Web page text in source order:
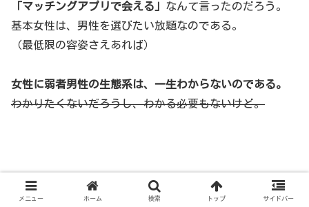
「マッチングアプリで会える」 なんて言ったのだろう。
基本女性は、男性を選びたい放題なのである。
（最低限の容姿さえあれば）
女性に弱者男性の生態系は、一生わからないのである。
わかりたくないだろうし、わかる必要もないけど。
ただ、彼女たちからすれば
マッチングアプリは本当に異性と出会える物なので
メニュー ホーム 検索 トップ サイドバー